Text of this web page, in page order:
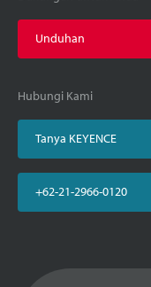
Unduhan
Hubungi Kami
Tanya KEYENCE
+62-21-2966-0120